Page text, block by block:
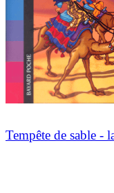
Tempête de sable -